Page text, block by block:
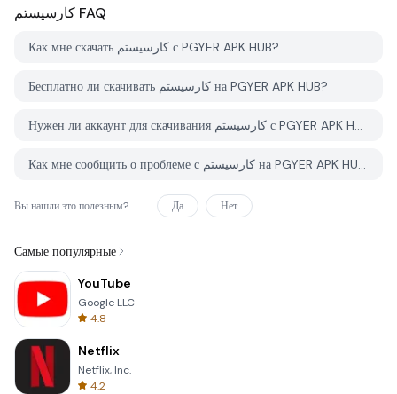
کارسیستم FAQ
Как мне скачать کارسیستم с PGYER APK HUB?
Бесплатно ли скачивать کارسیستم на PGYER APK HUB?
Нужен ли аккаунт для скачивания کارسیستم с PGYER APK HUB?
Как мне сообщить о проблеме с کارسیستم на PGYER APK HUB?
Вы нашли это полезным? Да Нет
Самые популярные
YouTube
Google LLC
4.8
Netflix
Netflix, Inc.
4.2